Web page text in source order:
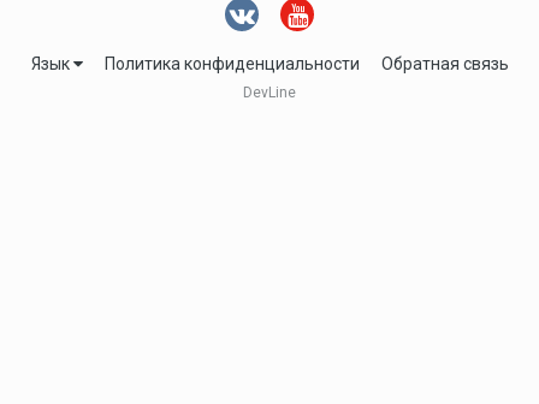
Язык Политика конфиденциальности Обратная связь
DevLine